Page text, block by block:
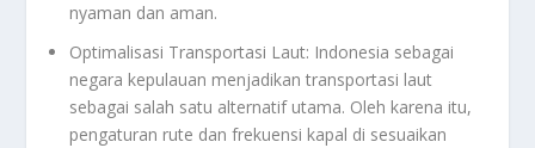
nyaman dan aman.
Optimalisasi Transportasi Laut: Indonesia sebagai
negara kepulauan menjadikan transportasi laut
sebagai salah satu alternatif utama. Oleh karena itu,
pengaturan rute dan frekuensi kapal di sesuaikan